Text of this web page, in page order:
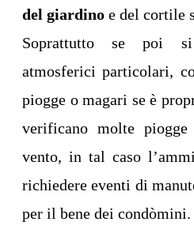
del giardino e del cortile
Soprattutto se poi
atmosferici particolari,
piogge o magari se è
verificano molte
vento, in tal caso
richiedere eventi di
per il bene dei condòmini.